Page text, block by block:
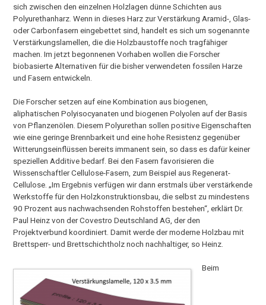
sich zwischen den einzelnen Holzlagen dünne Schichten aus
Polyurethanharz. Wenn in dieses Harz zur Verstärkung Aramid-, Glas-
oder Carbonfasern eingebettet sind, handelt es sich um sogenannte
Verstärkungslamellen, die die Holzbaustoffe noch tragfähiger
machen. Im jetzt begonnenen Vorhaben wollen die Forscher
biobasierte Alternativen für die bisher verwendeten fossilen Harze
und Fasern entwickeln.
Die Forscher setzen auf eine Kombination aus biogenen,
aliphatischen Polyisocyanaten und biogenen Polyolen auf der Basis
von Pflanzenölen. Diesem Polyurethan sollen positive Eigenschaften
wie eine geringe Brennbarkeit und eine hohe Resistenz gegenüber
Witterungseinflüssen bereits immanent sein, so dass es dafür keiner
speziellen Additive bedarf. Bei den Fasern favorisieren die
Wissenschaftler Cellulose-Fasern, zum Beispiel aus Regenerat-
Cellulose. „Im Ergebnis verfügen wir dann erstmals über verstärkende
Werkstoffe für den Holzkonstruktionsbau, die selbst zu mindestens
90 Prozent aus nachwachsenden Rohstoffen bestehen“, erklärt Dr.
Paul Heinz von der Covestro Deutschland AG, der den
Projektverbund koordiniert. Damit werde der moderne Holzbau mit
Brettsperr- und Brettschichtholz noch nachhaltiger, so Heinz.
Beim